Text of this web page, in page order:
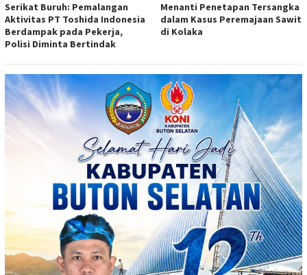
Serikat Buruh: Pemalangan
Aktivitas PT Toshida Indonesia
Berdampak pada Pekerja,
Polisi Diminta Bertindak
Menanti Penetapan Tersangka
dalam Kasus Peremajaan Sawit
di Kolaka